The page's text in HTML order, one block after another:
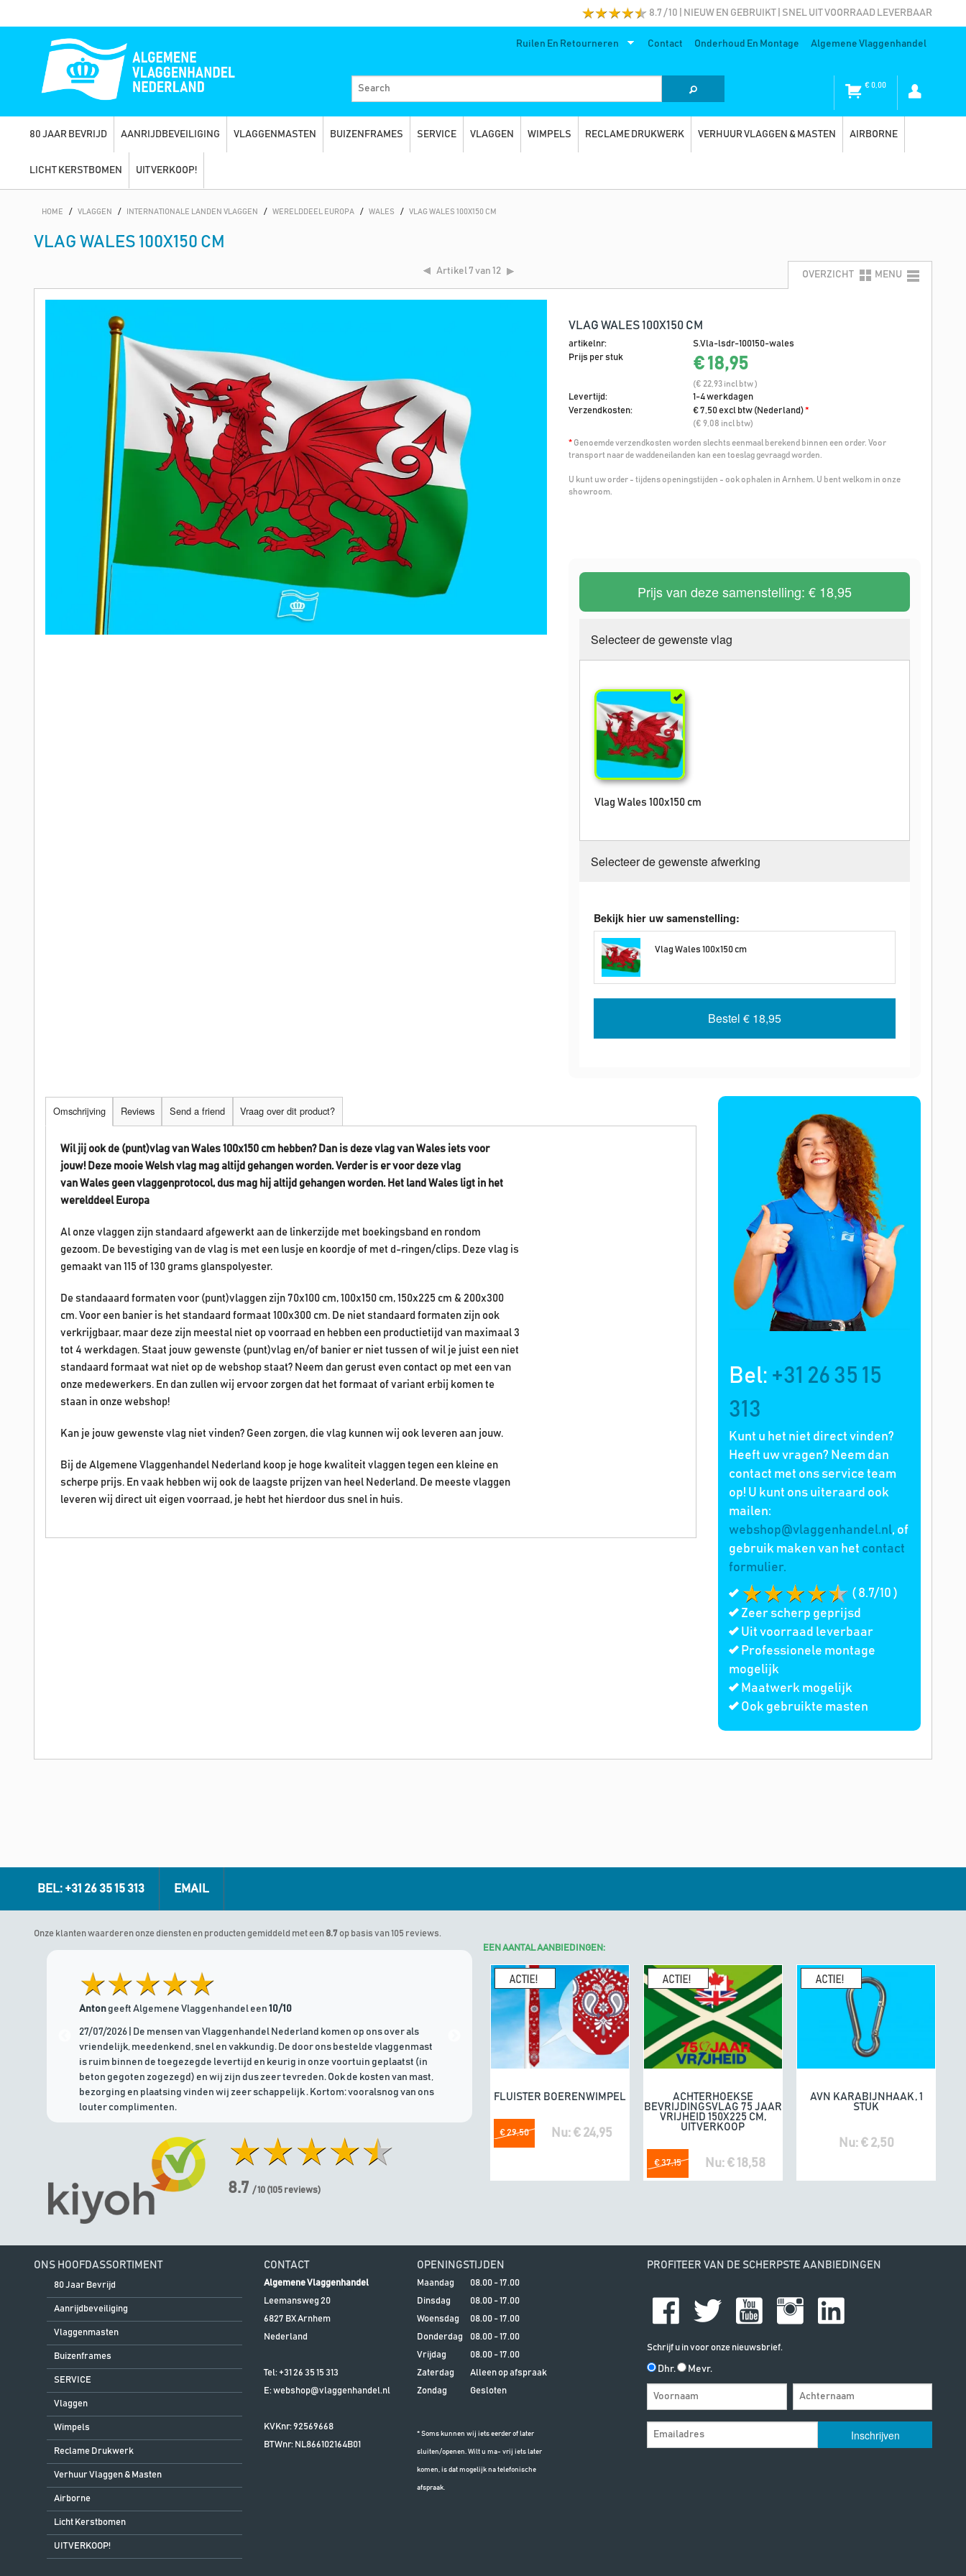
8.7 / 10 | NIEUW EN GEBRUIKT | SNEL UIT VOORRAAD LEVERBAAR
Ruilen En Retourneren Contact Onderhoud En Montage Algemene Vlaggenhandel
€0,00
80 JAAR BEVRIJD AANRIJDBEVEILIGING VLAGGENMASTEN BUIZENFRAMES SERVICE VLAGGEN WIMPELS RECLAME DRUKWERK VERHUUR VLAGGEN & MASTEN AIRBORNE
LICHT KERSTBOMEN UITVERKOOP!
HOME / VLAGGEN / INTERNATIONALE LANDEN VLAGGEN / WERELDDEEL EUROPA / WALES / VLAG WALES 100X150 CM
VLAG WALES 100X150 CM
Artikel7 van 12 OVERZICHT MENU
VLAG WALES 100X150 CM
artikelnr:
S.Vla-lsdr-100150-wales
Prijs per stuk
€ 18,95
(€ 22,93 incl btw )
Levertijd:
1-4 werkdagen
Verzendkosten:
€ 7,50 excl btw (Nederland)*
(€ 9,08 incl btw)
* Genoemde verzendkosten worden slechts eenmaal berekend binnen een order. Voor
transport naar de waddeneilanden kan een toeslag gevraagd worden.
U kunt uw order - tijdens openingstijden - ook ophalen in Arnhem. U bent welkom in onze
showroom.
Prijs van deze samenstelling: € 18,95
Selecteer de gewenste vlag
Vlag Wales 100x150 cm
Selecteer de gewenste afwerking
Bekijk hier uw samenstelling:
Vlag Wales 100x150 cm
Bestel € 18,95
Bel: +31 26 35 15
313
Kunt u het niet direct vinden?
Heeft uw vragen? Neem dan
contact met ons service team
op! U kunt ons uiteraard ook
mailen:
webshop@vlaggenhandel.nl, of
gebruik maken van het contact
formulier.
( 8.7/10 )
Zeer scherp geprijsd
Uit voorraad leverbaar
Professionele montage
mogelijk
Maatwerk mogelijk
Ook gebruikte masten
Omschrijving Reviews Send a friend Vraag over dit product?
Wil jij ook de (punt)vlag van Wales 100x150 cm hebben? Dan is deze vlag van Wales iets voor
jouw! Deze mooie Welsh vlag mag altijd gehangen worden. Verder is er voor deze vlag
van Wales geen vlaggenprotocol, dus mag hij altijd gehangen worden. Het land Wales ligt in het
werelddeel Europa
Al onze vlaggen zijn standaard afgewerkt aan de linkerzijde met boekingsband en rondom
gezoom. De bevestiging van de vlag is met een lusje en koordje of met d-ringen/clips. Deze vlag is
gemaakt van 115 of 130 grams glanspolyester.
De standaaard formaten voor (punt)vlaggen zijn 70x100 cm, 100x150 cm, 150x225 cm & 200x300
cm. Voor een banier is het standaard formaat 100x300 cm. De niet standaard formaten zijn ook
verkrijgbaar, maar deze zijn meestal niet op voorraad en hebben een productietijd van maximaal 3
tot 4 werkdagen. Staat jouw gewenste (punt)vlag en/of banier er niet tussen of wil je juist een niet
standaard formaat wat niet op de webshop staat? Neem dan gerust even contact op met een van
onze medewerkers. En dan zullen wij ervoor zorgen dat het formaat of variant erbij komen te
staan in onze webshop!
Kan je jouw gewenste vlag niet vinden? Geen zorgen, die vlag kunnen wij ook leveren aan jouw.
Bij de Algemene Vlaggenhandel Nederland koop je hoge kwaliteit vlaggen tegen een kleine en
scherpe prijs. En vaak hebben wij ook de laagste prijzen van heel Nederland. De meeste vlaggen
leveren wij direct uit eigen voorraad, je hebt het hierdoor dus snel in huis.
BEL: +31 26 35 15 313 EMAIL
Onze klanten waarderen onze diensten en producten gemiddeld met een 8.7 op basis van 105 reviews.
Antongeeft Algemene Vlaggenhandel een 10/10
27/07/2026 | De mensen van Vlaggenhandel Nederland komen op ons over als
vriendelijk, meedenkend, snel en vakkundig. De door ons bestelde vlaggenmast
is ruim binnen de toegezegde levertijd en keurig in onze voortuin geplaatst (in
beton gegoten zogezegd) en wij zijn dus zeer tevreden. Ook de kosten van mast,
bezorging en plaatsing vinden wij zeer schappelijk . Kortom: vooralsnog van ons
louter complimenten.
Marinus geeft Algemene Vlaggenhandel een10/10
21/07/2026 | Goede communicatie. Fijne producten.
8.7/ 10 (105 reviews)
EEN AANTAL AANBIEDINGEN:
In winkelwagen
FLUISTER BOERENWIMPEL
€ 29,50 Nu: € 24,95
In winkelwagen
ACHTERHOEKSE
BEVRIJDINGSVLAG 75 JAAR
VRIJHEID 150X225 CM,
UITVERKOOP
€ 37,15 Nu: € 18,58
In winkelwagen
AVN KARABIJNHAAK, 1
STUK
Nu: € 2,50
ONS HOOFDASSORTIMENT
80 Jaar Bevrijd
Aanrijdbeveiliging
Vlaggenmasten
Buizenframes
SERVICE
Vlaggen
Wimpels
Reclame Drukwerk
Verhuur Vlaggen & Masten
Airborne
Licht Kerstbomen
UITVERKOOP!
CONTACT
Algemene Vlaggenhandel
Leemansweg 20
6827 BXArnhem
Nederland
Tel: +31 26 35 15 313
E:webshop@vlaggenhandel.nl
KVKnr: 92569668
BTWnr: NL866102164B01
OPENINGSTIJDEN
Maandag
08.00 - 17.00
Dinsdag
08.00 - 17.00
Woensdag
08.00 - 17.00
Donderdag
08.00 - 17.00
Vrijdag
08.00 - 17.00
Zaterdag
Alleen op afspraak
Zondag
Gesloten
* Soms kunnen wij iets eerder of later
sluiten/openen. Wilt u ma- vrij iets later
komen, is dat mogelijk na telefonische
afspraak.
PROFITEER VAN DE SCHERPSTE AANBIEDINGEN
Schrijf u in voor onze nieuwsbrief.
Dhr. Mevr.